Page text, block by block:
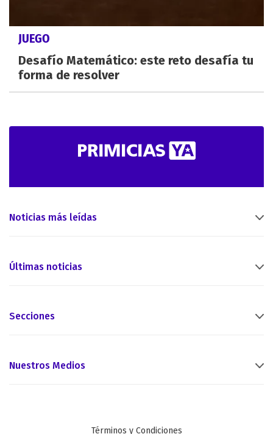
JUEGO
Desafío Matemático: este reto desafía tu
forma de resolver
Noticias más leídas
Últimas noticias
Secciones
Nuestros Medios
Términos y Condiciones